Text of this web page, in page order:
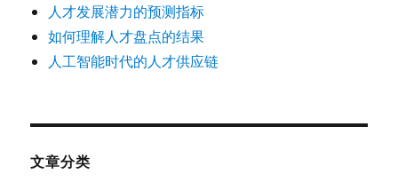
人才发展潜力的预测指标
如何理解人才盘点的结果
人工智能时代的人才供应链
文章分类